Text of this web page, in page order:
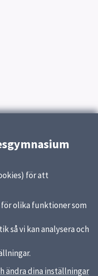
för att
olika funktioner som
så vi kan analysera och
ändra dina inställningar